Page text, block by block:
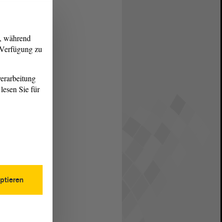
während
zu
Sie für